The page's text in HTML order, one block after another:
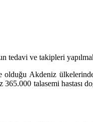
tedavi ve takipleri
Akdeniz ülkelerinde
talasemi hastası